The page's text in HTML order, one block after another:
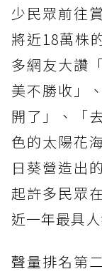
少民眾前往
將近18萬株
多網友大讚
美不勝收」
開了」、「
色的太陽花
日葵營造出
起許多民眾
近一年最具
聲量排名第